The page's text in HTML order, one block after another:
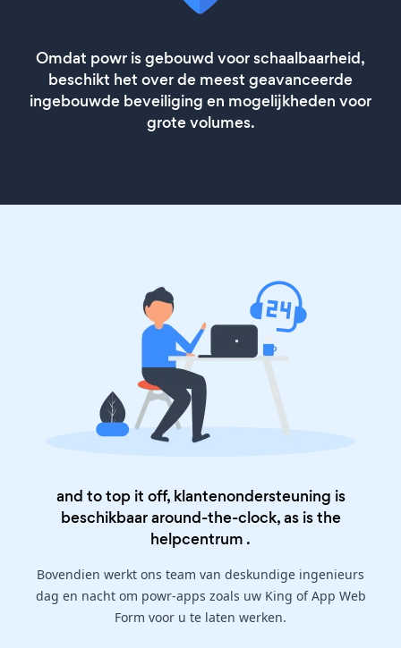
Omdat powr is gebouwd voor schaalbaarheid,
beschikt het over de meest geavanceerde
ingebouwde beveiliging en mogelijkheden voor
grote volumes.
and to top it off, klantenondersteuning is
beschikbaar around-the-clock, as is the
helpcentrum .
Bovendien werkt ons team van deskundige ingenieurs
dag en nacht om powr-apps zoals uw King of App Web
Form voor u te laten werken.